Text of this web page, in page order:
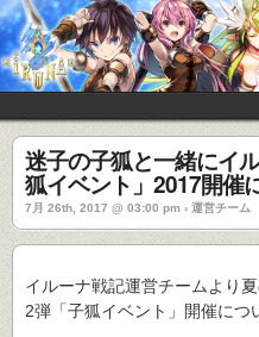
迷子の子狐と一緒にイ
狐イベント」2017開催
7月 26th, 2017 @ 03:00 pm › 運営チーム
イルーナ戦記運営チームより
2弾「子狐イベント」開催につ